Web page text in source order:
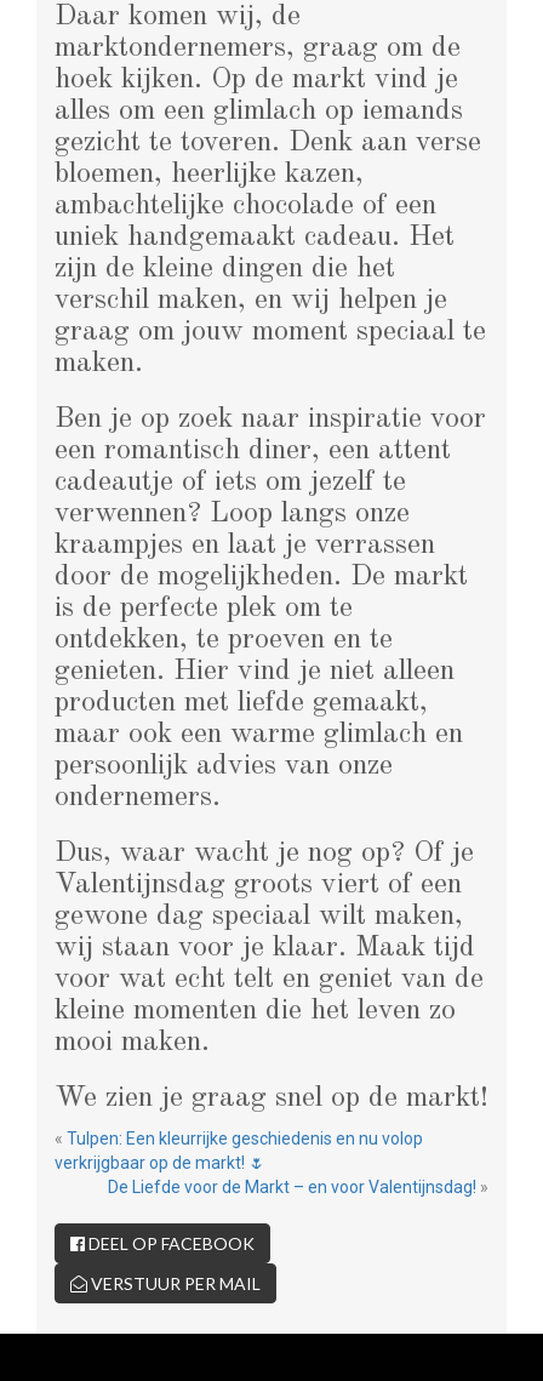
Daar komen wij, de
marktondernemers, graag om de
hoek kijken. Op de markt vind je
alles om een glimlach op iemands
gezicht te toveren. Denk aan verse
bloemen, heerlijke kazen,
ambachtelijke chocolade of een
uniek handgemaakt cadeau. Het
zijn de kleine dingen die het
verschil maken, en wij helpen je
graag om jouw moment speciaal te
maken.
Ben je op zoek naar inspiratie voor
een romantisch diner, een attent
cadeautje of iets om jezelf te
verwennen? Loop langs onze
kraampjes en laat je verrassen
door de mogelijkheden. De markt
is de perfecte plek om te
ontdekken, te proeven en te
genieten. Hier vind je niet alleen
producten met liefde gemaakt,
maar ook een warme glimlach en
persoonlijk advies van onze
ondernemers.
Dus, waar wacht je nog op? Of je
Valentijnsdag groots viert of een
gewone dag speciaal wilt maken,
wij staan voor je klaar. Maak tijd
voor wat echt telt en geniet van de
kleine momenten die het leven zo
mooi maken.
We zien je graag snel op de markt!
« Tulpen: Een kleurrijke geschiedenis en nu volop
verkrijgbaar op de markt! 🌷
De Liefde voor de Markt – en voor Valentijnsdag! »
DEEL OP FACEBOOK
VERSTUUR PER MAIL